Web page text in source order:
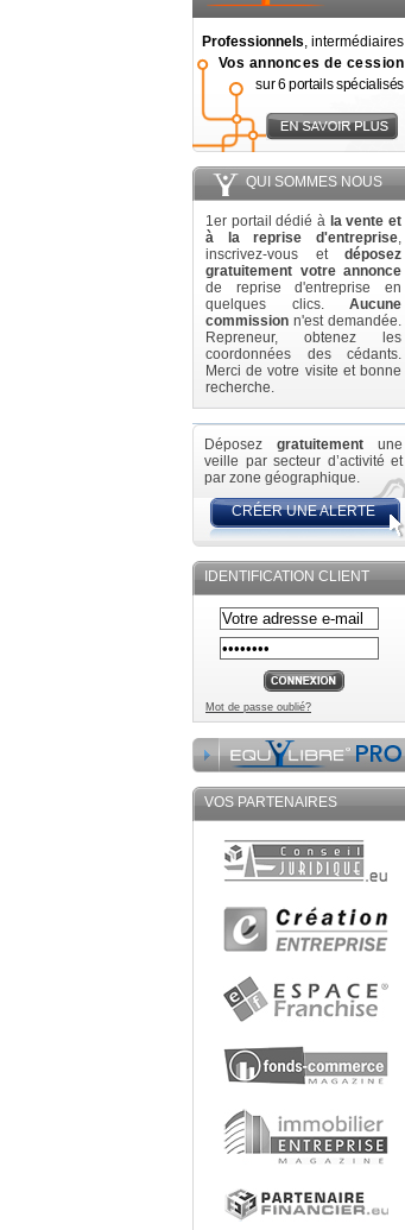
Professionnels, intermédiaires
Vos annonces de cession
sur 6 portails spécialisés
QUI SOMMES NOUS
1er portail dédié à la vente et
à la reprise d'entreprise,
inscrivez-vous et déposez
gratuitement votre annonce
de reprise d'entreprise en
quelques clics. Aucune
commission n'est demandée.
Repreneur, obtenez les
coordonnées des cédants.
Merci de votre visite et bonne
recherche.
Déposez gratuitement une
veille par secteur d’activité et
par zone géographique.
CRÉER UNE ALERTE
IDENTIFICATION CLIENT
Mot de passe oublié?
VOS PARTENAIRES